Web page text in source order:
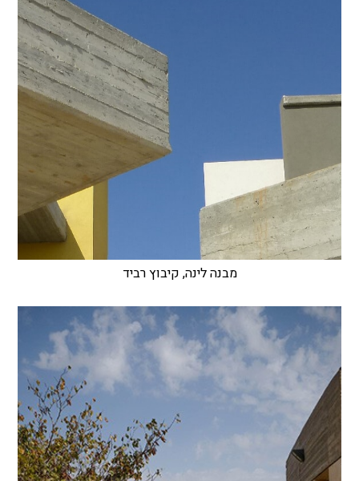
מבנה לינה, קיבוץ רביד